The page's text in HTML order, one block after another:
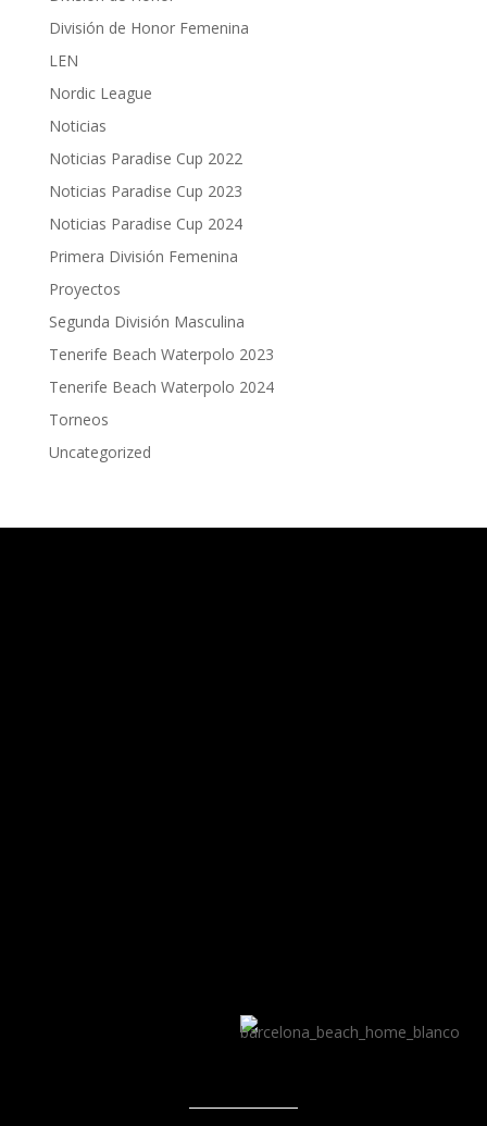
División de Honor Femenina
LEN
Nordic League
Noticias
Noticias Paradise Cup 2022
Noticias Paradise Cup 2023
Noticias Paradise Cup 2024
Primera División Femenina
Proyectos
Segunda División Masculina
Tenerife Beach Waterpolo 2023
Tenerife Beach Waterpolo 2024
Torneos
Uncategorized